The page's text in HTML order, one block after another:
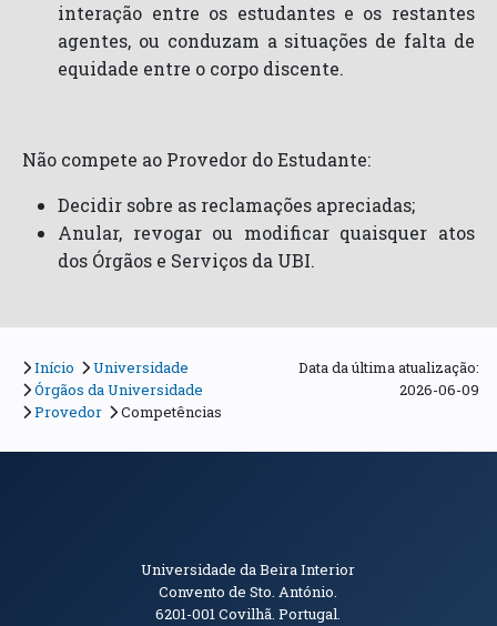
interação entre os estudantes e os restantes
agentes, ou conduzam a situações de falta de
equidade entre o corpo discente.
Não compete ao Provedor do Estudante:
Decidir sobre as reclamações apreciadas;
Anular, revogar ou modificar quaisquer atos
dos Órgãos e Serviços da UBI.
Início
Universidade
Órgãos da Universidade
Provedor
Competências
Data da última atualização:
2026-06-09
Informações de Contacto
Universidade da Beira Interior
Convento de Sto. António.
6201-001Covilhã. Portugal.